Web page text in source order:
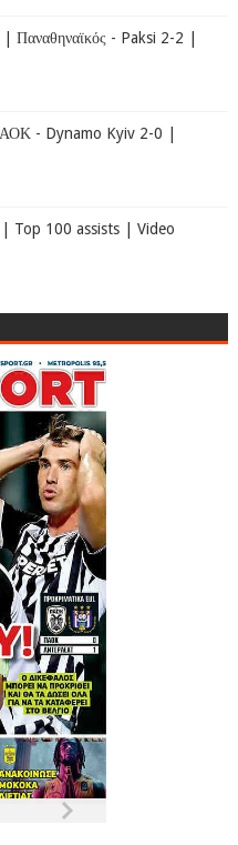
Παναθηναϊκός - Paksi 2-2 |
- Dynamo Kyiv 2-0 |
Top 100 assists | Video